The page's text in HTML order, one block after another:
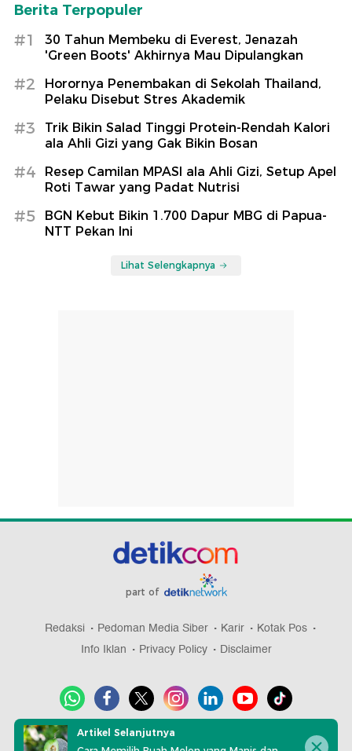
Berita Terpopuler
#1
30 Tahun Membeku di Everest, Jenazah
'Green Boots' Akhirnya Mau Dipulangkan
#2
Horornya Penembakan di Sekolah Thailand,
Pelaku Disebut Stres Akademik
#3
Trik Bikin Salad Tinggi Protein-Rendah Kalori
ala Ahli Gizi yang Gak Bikin Bosan
#4
Resep Camilan MPASI ala Ahli Gizi, Setup Apel
Roti Tawar yang Padat Nutrisi
#5
BGN Kebut Bikin 1.700 Dapur MBG di Papua-
NTT Pekan Ini
Lihat Selengkapnya
part of
Redaksi Pedoman Media Siber Karir
Kotak Pos
Info Iklan
Privacy Policy Disclaimer
Download aplikasi detikcom
Artikel Selanjutnya